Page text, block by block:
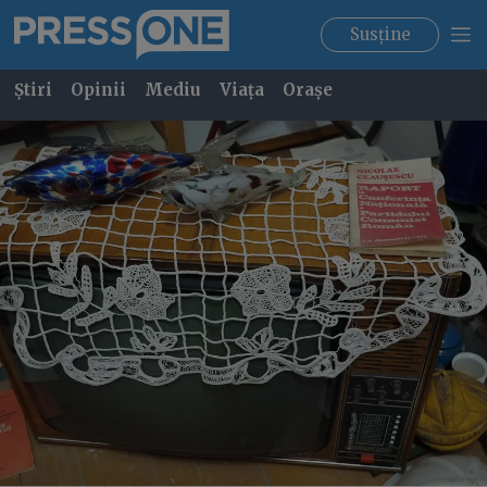
Susține
Știri Opinii Mediu Viața Orașe